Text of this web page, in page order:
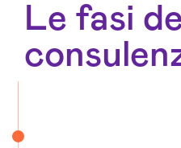
Le fasi